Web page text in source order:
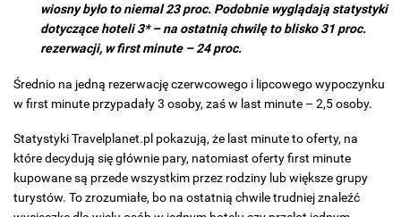
wiosny było to niemal 23 proc. Podobnie wyglądają statystyki
dotyczące hoteli 3* – na ostatnią chwilę to blisko 31 proc.
rezerwacji, w first minute – 24 proc.
Średnio na jedną rezerwację czerwcowego i lipcowego wypoczynku
w first minute przypadały 3 osoby, zaś w last minute – 2,5 osoby.
Statystyki Travelplanet.pl pokazują, że last minute to oferty, na
które decydują się głównie pary, natomiast oferty first minute
kupowane są przede wszystkim przez rodziny lub większe grupy
turystów. To zrozumiałe, bo na ostatnią chwile trudniej znaleźć